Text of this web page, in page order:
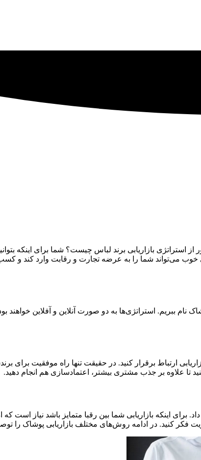
بازاریابی برند لباس چیست؟ شما برای اینکه
می‌تواند شما را به عرضه تجارت و رقابت وارد کند و
ببریم. استراتژی‌ها به دو صورت آنلاین و آفلاین خواهند
ارتباط برقرار کنید. در حقیقت تنها راه موفقیت برای
تا علاوه بر جذب مشتری بیشتر، اعتمادسازی هم انجام دهید.
برای اینکه بازاریابی شما بین رقبا متمایز باشد نیاز است
فکر کنید. در ادامه روش‌های مختلف بازاریابی پوشاک را